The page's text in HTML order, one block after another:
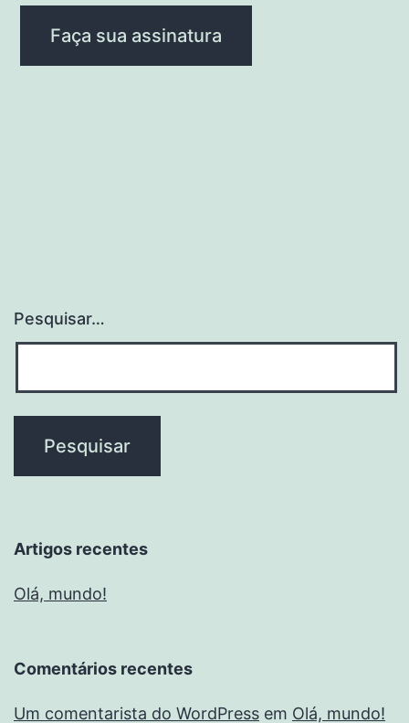
Faça sua assinatura
Pesquisar…
Artigos recentes
Olá, mundo!
Comentários recentes
Um comentarista do WordPress em Olá, mundo!